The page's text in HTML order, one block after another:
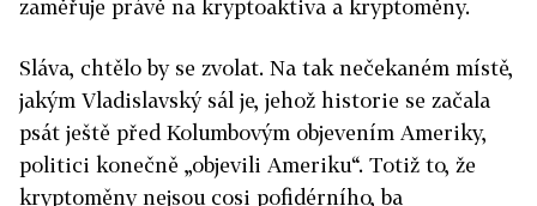
zaměřuje právě na kryptoaktiva a kryptoměny.
Sláva, chtělo by se zvolat. Na tak nečekaném místě,
jakým Vladislavský sál je, jehož historie se začala
psát ještě před Kolumbovým objevením Ameriky,
politici konečně „objevili Ameriku“. Totiž to, že
kryptoměny nejsou cosi pofidérního, ba